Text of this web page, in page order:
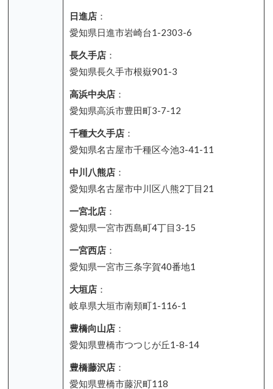
日進店 ：
愛知県日進市岩崎台1-2303-6
長久手店 ：
愛知県長久手市根嶽901-3
高浜中央店 ：
愛知県高浜市豊田町3-7-12
千種大久手店 ：
愛知県名古屋市千種区今池3-41-11
中川八熊店 ：
愛知県名古屋市中川区八熊2丁目21
一宮北店 ：
愛知県一宮市西島町4丁目3-15
一宮西店 ：
愛知県一宮市三条字賀40番地1
大垣店 ：
岐阜県大垣市南頬町1-116-1
豊橋向山店 ：
愛知県豊橋市つつじが丘1-8-14
豊橋藤沢店 ：
愛知県豊橋市藤沢町118